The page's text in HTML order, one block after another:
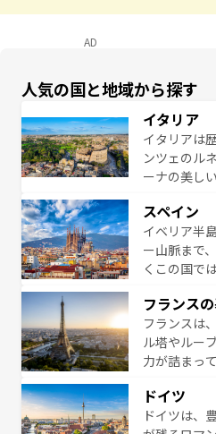
AD
人気の国と地域から探す
イタリア
イタリアは
ンツェのル
ーナの美し
夜眠るまで
なお、新着
スペイン
イベリア半
ー山脈まで
くこの国で
ら、地方で
せる。地方
新着のスペ
フランス
フランスは
ル塔やルー
力が詰まっ
無形文化遺
いラベンダ
ドイツ
ドイツは、